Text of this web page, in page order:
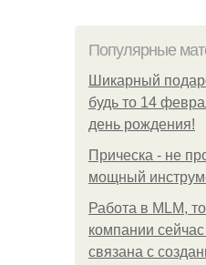
Популярные
Шикарный
будь то 14
день рождения!
Прическа - не
мощный
Работа в MLM,
компании
связана с